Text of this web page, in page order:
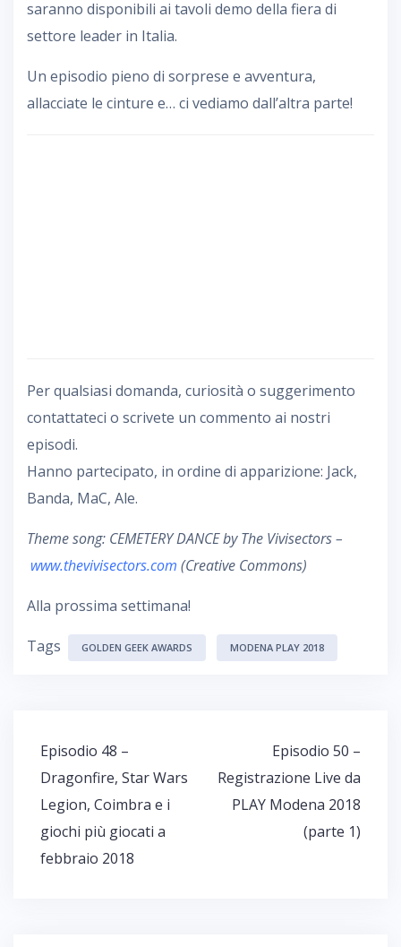
saranno disponibili ai tavoli demo della fiera di
settore leader in Italia.
Un episodio pieno di sorprese e avventura,
allacciate le cinture e… ci vediamo dall’altra parte!
Per qualsiasi domanda, curiosità o suggerimento
contattateci o scrivete un commento ai nostri
episodi.
Hanno partecipato, in ordine di apparizione: Jack,
Banda, MaC, Ale.
Theme song: CEMETERY DANCE by The Vivisectors –
www.thevivisectors.com (Creative Commons)
Alla prossima settimana!
Tags GOLDEN GEEK AWARDS MODENA PLAY 2018
Navigazione
articoli
Episodio 48 –
Dragonfire, Star Wars
Legion, Coimbra e i
giochi più giocati a
febbraio 2018
Episodio 50 –
Registrazione Live da
PLAY Modena 2018
(parte 1)